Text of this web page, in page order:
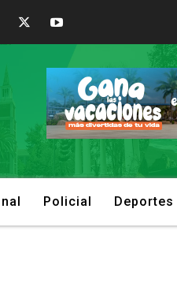
Policial Deportes